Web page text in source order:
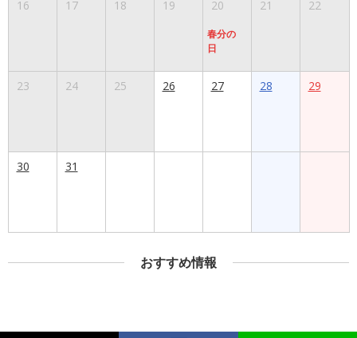
16 17 18 19 20
春分の
日
21 22
23 24 25 26 27 28 29
30 31
おすすめ情報